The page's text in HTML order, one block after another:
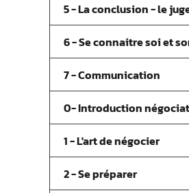
5 - La conclusion - le
6 - Se connaitre soi et
7 - Communication
0- Introduction
1 - L'art de négocier
2 - Se préparer